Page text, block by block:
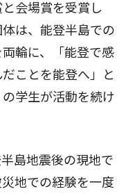
会場賞を受賞し
は、能登半島での
輪に、「能登で感
ことを能登へ」と
学生が活動を続け
島地震後の現地で
地での経験を一度